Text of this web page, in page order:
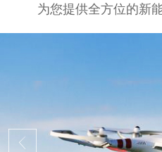
为您提供全方位的新